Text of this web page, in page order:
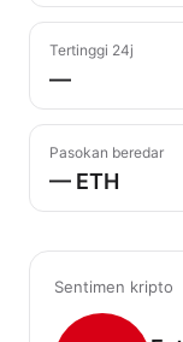
Tertinggi 24j
—
Pasokan beredar
— ETH
Sentimen kripto